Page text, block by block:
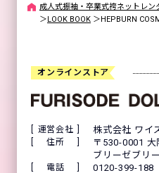
成人式振袖・卒業式袴ネットレ
＞ LOOK BOOK ＞ HEPBURN
オンラインストア
運営会社 株式会社 ワイ
住所
〒530-0001
ブリーゼブリ
電話
0120-399-188